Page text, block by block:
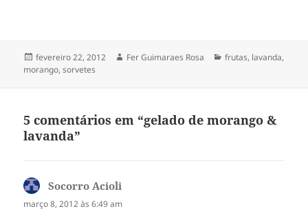
Publicado
em
fevereiro 22, 2012 Autor
Fer Guimaraes Rosa Categorias
frutas, lavanda,
morango,sorvetes
5 comentários em “gelado de morango &
lavanda”
Socorro Acioli
março 8, 2012 às 6:49 am